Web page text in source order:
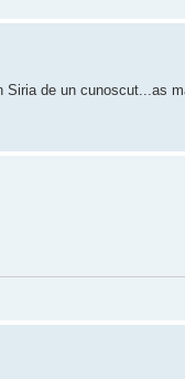
Siria de un cunoscut...as